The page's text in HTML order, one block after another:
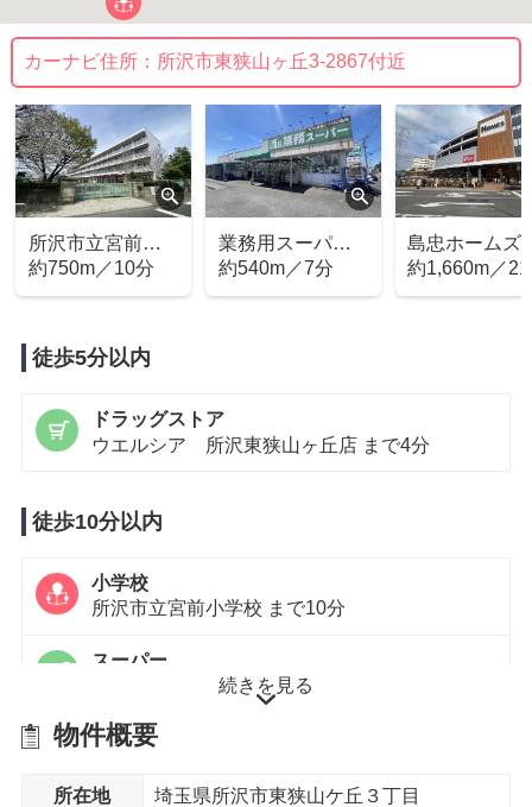
カーナビ住所： 所沢市東狭山ヶ丘3-2867付近
所沢市立宮前小
学校
約750m／10分
業務用スーパー
小手指店
約540m／7分
島忠ホーム
所沢店
約1,660m／
徒歩5分以内
ドラッグストア
ウエルシア 所沢東狭山ヶ丘店 まで4分
徒歩10分以内
小学校
所沢市立宮前小学校 まで10分
スーパー
業務用スーパー小手指店 まで7分
コンビニエンスストア
続きを見る
物件概要
所在地 埼玉県所沢市東狭山ケ丘３丁目